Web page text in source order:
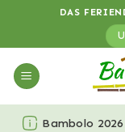
springen
DAS
Bambolo 2026